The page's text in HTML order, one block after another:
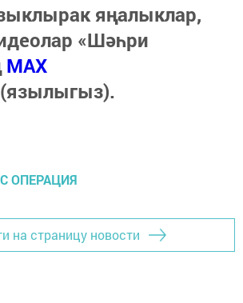
яңалыклар,
«Шәһри
MAX
(язылыгыз).
ОПЕРАЦИЯ
на страницу новости